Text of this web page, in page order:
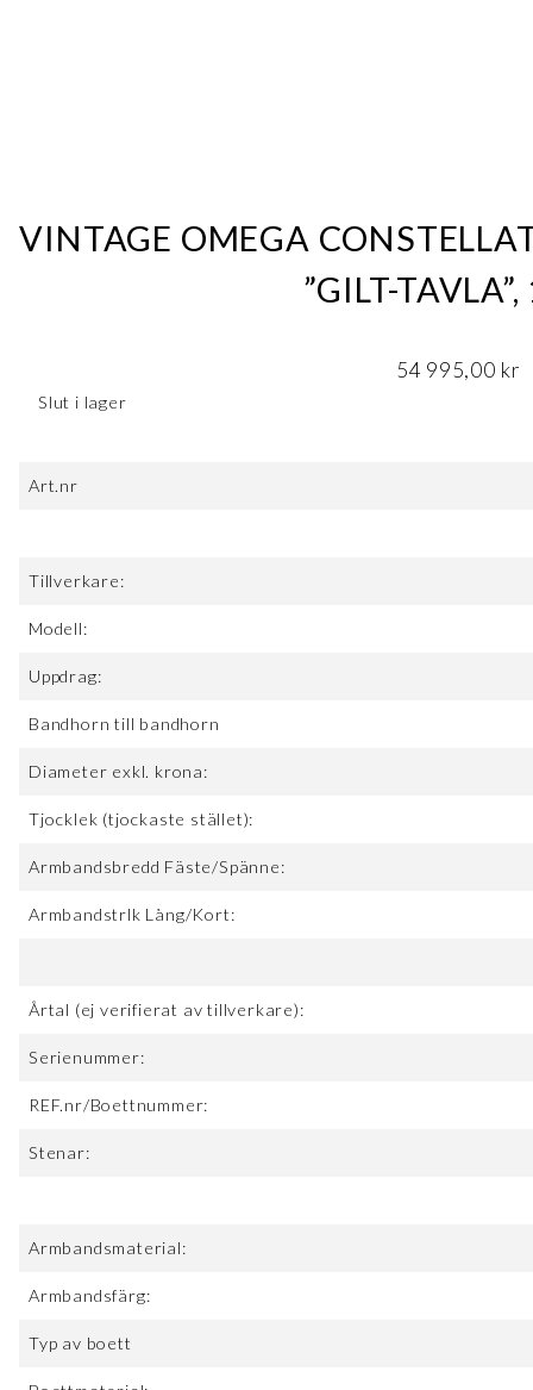
VINTAGE OMEGA
”GILT-
54 995,00 kr
Slut i lager
Art.nr
Tillverkare:
Modell:
Uppdrag:
Bandhorn till bandhorn
Diameter exkl. krona:
Tjocklek (tjockaste stället):
Armbandsbredd Fäste/Spänne:
Armbandstrlk Lång/Kort:
Årtal (ej verifierat av tillverkare):
Serienummer:
REF.nr/Boettnummer:
Stenar:
Armbandsmaterial:
Armbandsfärg:
Typ av boett